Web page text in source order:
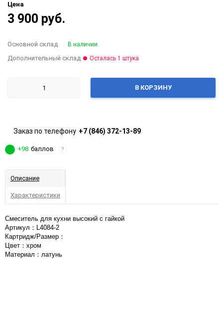
Цена
3 900 руб.
В КОРЗИНУ
Основной склад В наличии
Дополнительный склад Осталась 1 штука
Заказ по телефону +7 (846) 372-13-89
+98 баллов ?
Описание
Характеристики
Смеситель для кухни высокий с гайкой
Артикул：L4084-2
Картридж/Размер：
Цвет：хром
Материал：латунь